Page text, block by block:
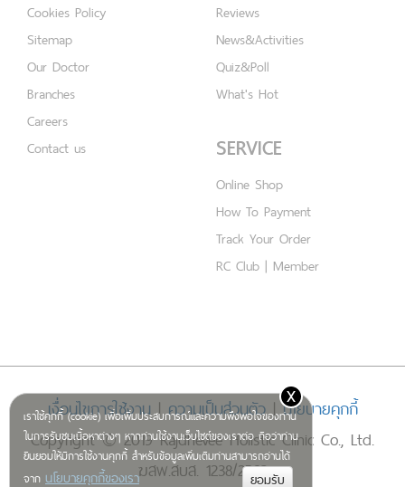
เราใช้คุกกี้ (cookie) เพื่อเพิ่มประสบการณ์และความพึงพอใจของท่าน
ในการรับชมเนื้อหาต่างๆ หากท่านใช้งานเว็บไซต์ของเราต่อ ถือว่าท่าน
ยินยอมให้มีการใช้งานคุกกี้ สำหรับข้อมูลเพิ่มเติมท่านสามารถอ่านได้
จาก นโยบายคุกกี้ของเรา
x
Cookies Policy
Sitemap
Our Doctor
Branches
Careers
Contact us
Reviews
News&Activities
Quiz&Poll
What's Hot
SERVICE
Online Shop
How To Payment
Track Your Order
RC Club | Member
เงื่อนไขการใช้งาน|ความเป็นส่วนตัว|นโยบายคุกกี้
Copyright © 2019 Rajdhevee Holistic Clinic Co., Ltd.
ฆสพ.สบส. 1238/2562